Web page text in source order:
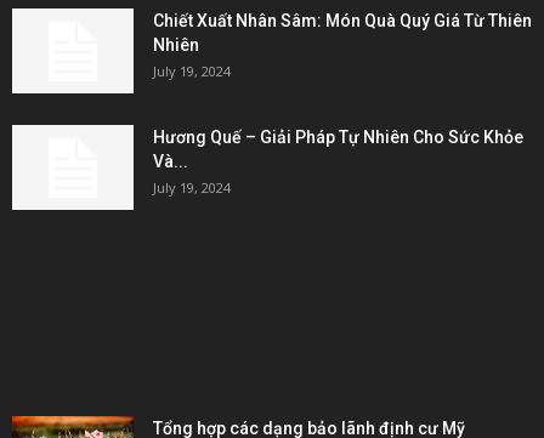
Chiết Xuất Nhân Sâm: Món Quà Quý Giá Từ Thiên
Nhiên
July 19, 2024
Hương Quế – Giải Pháp Tự Nhiên Cho Sức Khỏe
Và...
July 19, 2024
Tổng hợp các dạng bảo lãnh định cư Mỹ